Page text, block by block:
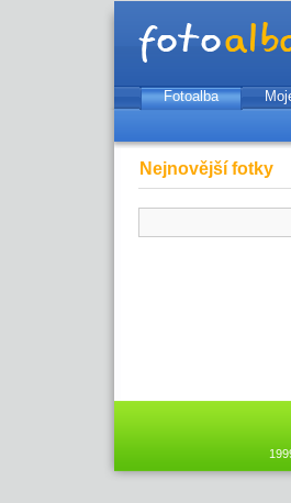
Fotoalba
Nejnovější fotky